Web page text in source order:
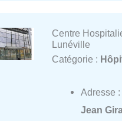
Centre
Lunéville
Catégorie :
Adresse :
Jean